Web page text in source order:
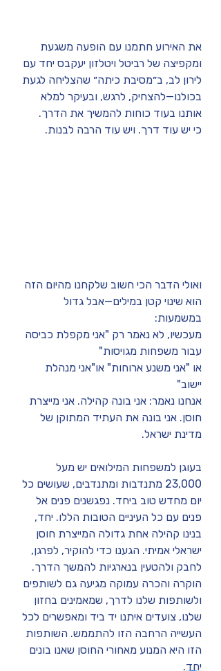
את האירוע חתמנו עם הופעה משגעת
ומקפיצה של רביטל ויטלזון יעקבס יחד עם
לירון לב, ב״מסיבת כיתה״ שהצליחה לגעת
בכולנו—להצחיק, לרגש, ובעיקר למלא
אותנו בעוד כוחות להמשיך את הדרך.
כי יש עוד דרך. ויש עוד הרבה לבנות.
ואולי הדבר הכי חשוב שלקחנו מהיום הזה
הוא שינוי קטן במילים—אבל גדול
במשמעות:
מעכשיו, לא נאמר רק "אני מקפלת כביסה
עבור משפחות מגויסות"
או "אני משנע ארוחות" או"אני מנהלת
יישוב"
אנחנו נאמר: אני בונה קהילה. אני מייצרת
חוסן. אני בונה את העתיד המתוקן של
מדינת ישראל.
בעוגן למשפחות המילואים יש מעל
23,000 מתנדבות ומתנדבים, שעושים כל
יום מחדש טוב ביחד. נפגשנים פנים אל
פנים עם כל העיניים הטובות הללו. יחד,
בנינו קהילה אחת גדולה המייצרת חוסן
ישראלי אמיתי. הגענו כדי להוקיר, לפרגן,
לחבק ולהטעין בנארגיות להמשך הדרך.
הוקרה והכרה עמוקה מגיעה גם לשותפים
ולשותפות שלנו לדרך, שמאמינים בחזון
שלנו, צועדים איתנו יד ביד ומאפשרים לכל
העשייה הרחבה הזו להתממש. השותפות
הזו היא המנוע מאחורי החוסן שאנו בונים
יחד.